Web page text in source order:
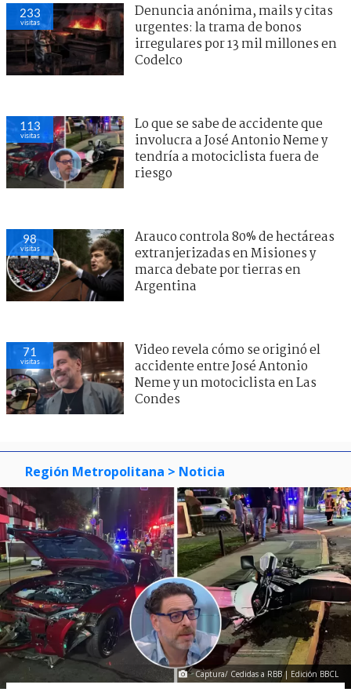
233
visitas
Denuncia anónima, mails y citas
urgentes: la trama de bonos
irregulares por 13 mil millones en
Codelco
113
visitas
Lo que se sabe de accidente que
involucra a José Antonio Neme y
tendría a motociclista fuera de
riesgo
98
visitas
Arauco controla 80% de hectáreas
extranjerizadas en Misiones y
marca debate por tierras en
Argentina
71
visitas
Video revela cómo se originó el
accidente entre José Antonio
Neme y un motociclista en Las
Condes
Región Metropolitana > Noticia
Captura/ Cedidas a RBB | Edición BBCL